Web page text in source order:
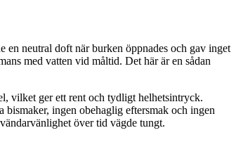
neutral doft när burken öppnades och gav inget
med vatten vid måltid. Det här är en sådan
vilket ger ett rent och tydligt helhetsintryck.
ingen obehaglig eftersmak och ingen
över tid vägde tungt.